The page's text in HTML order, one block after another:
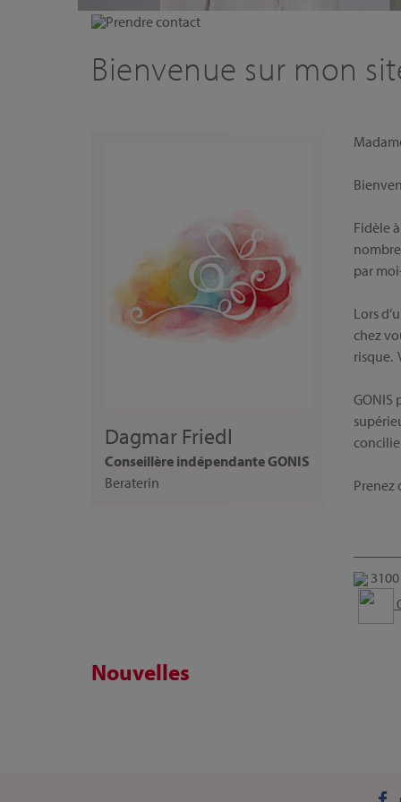
Prendre contact
Bienvenue sur mon
Dagmar Friedl
Conseillère indépendante GONIS
Beraterin
Fidèle
par
Lors
chez
risque.
GONIS
Prenez
3100
Nouvelles